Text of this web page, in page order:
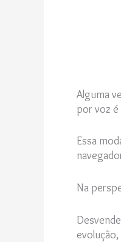
Alguma
por voz
Essa
Na